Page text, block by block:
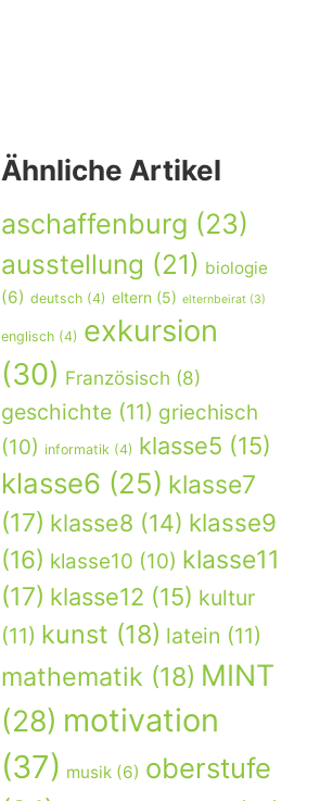
Ähnliche Artikel
aschaffenburg (23)
ausstellung (21) biologie
(6) deutsch (4) eltern (5) elternbeirat (3)
englisch (4) exkursion
(30) Französisch (8)
geschichte (11) griechisch
(10) informatik (4) klasse5 (15)
klasse6 (25) klasse7
(17) klasse8 (14) klasse9
(16) klasse10 (10) klasse11
(17) klasse12 (15) kultur
(11) kunst (18) latein (11)
mathematik (18) MINT
(28) motivation
(37) musik (6) oberstufe